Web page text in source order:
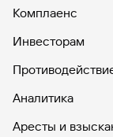
Комплаенс
Инвесторам
Аналитика
Аресты и